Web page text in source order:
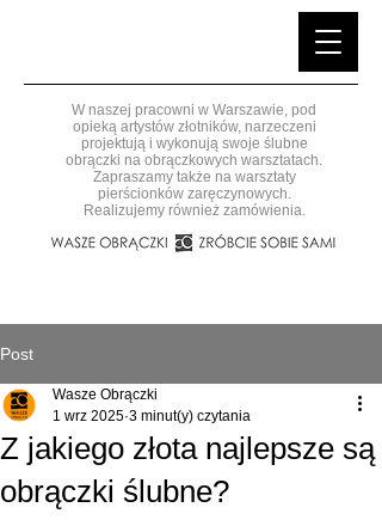
W naszej pracowni w Warszawie, pod
opieką artystów złotników, narzeczeni
projektują i wykonują swoje ślubne
obrączki na obrączkowych warsztatach.
Zapraszamy także na warsztaty
pierścionków zaręczynowych.
Realizujemy również zamówienia.
Post
Z jakiego złota najlepsze są
obrączki ślubne?
Wasze Obrączki
1 wrz 2025 3 minut(y) czytania